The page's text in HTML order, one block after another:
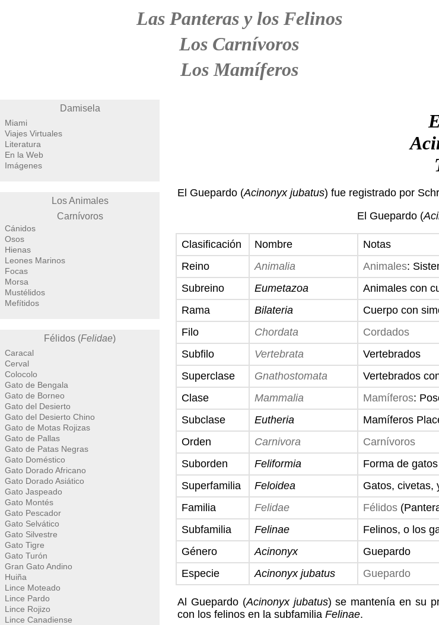
Las Panteras y los Felinos
Los Carnívoros
Los Mamíferos
Damisela
Miami
Viajes Virtuales
Literatura
En la Web
Imágenes
Los Animales
Carnívoros
Cánidos
Osos
Hienas
Leones Marinos
Focas
Morsa
Mustélidos
Mefítidos
Félidos (Felidae)
Caracal
Cerval
Colocolo
Gato de Bengala
Gato de Borneo
Gato del Desierto
Gato del Desierto Chino
Gato de Motas Rojizas
Gato de Pallas
Gato de Patas Negras
Gato Doméstico
Gato Dorado Africano
Gato Dorado Asiático
Gato Jaspeado
Gato Montés
Gato Pescador
Gato Selvático
Gato Silvestre
Gato Tigre
Gato Turón
Gran Gato Andino
Huiña
Lince Moteado
Lince Pardo
Lince Rojizo
Lince Canadiense
El Guepardo (Acinonyx jubatus) fue registrado por
El Guepardo (
Clasificación Nombre
Notas
Reino
Animalia Animales:
Subreino
Eumetazoa
Animales con
Rama
Bilateria
Cuerpo con
Filo
Chordata
Cordados
Subfilo
Vertebrata
Vertebrados
Superclase
Gnathostomata
Vertebrados
Clase
Mammalia Mamíferos:
Subclase
Eutheria
Mamíferos
Orden
Carnivora
Carnívoros
Suborden
Feliformia
Forma de gatos
Superfamilia
Feloidea
Gatos, civetas,
Familia
Felidae Félidos
Subfamilia
Felinae
Felinos, o los
Género
Acinonyx
Guepardo
Especie
Acinonyx jubatus Guepardo
Al Guepardo (Acinonyx jubatus) se mantenía en su
con los felinos en la subfamilia Felinae.